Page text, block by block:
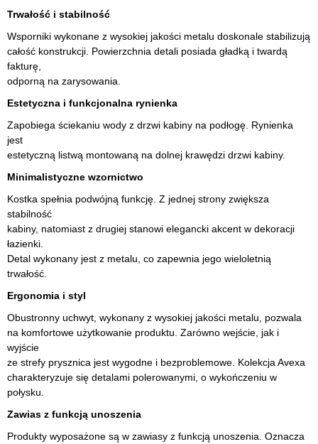
Trwałość i stabilność
Wsporniki wykonane z wysokiej jakości metalu doskonale stabilizują
całość konstrukcji. Powierzchnia detali posiada gładką i twardą
fakturę,
odporną na zarysowania.
Estetyczna i funkcjonalna rynienka
Zapobiega ściekaniu wody z drzwi kabiny na podłogę. Rynienka
jest
estetyczną listwą montowaną na dolnej krawędzi drzwi kabiny.
Minimalistyczne wzornictwo
Kostka spełnia podwójną funkcję. Z jednej strony zwiększa
stabilność
kabiny, natomiast z drugiej stanowi elegancki akcent w dekoracji
łazienki.
Detal wykonany jest z metalu, co zapewnia jego wieloletnią
trwałość.
Ergonomia i styl
Obustronny uchwyt, wykonany z wysokiej jakości metalu, pozwala
na komfortowe użytkowanie produktu. Zarówno wejście, jak i
wyjście
ze strefy prysznica jest wygodne i bezproblemowe. Kolekcja Avexa
charakteryzuje się detalami polerowanymi, o wykończeniu w
połysku.
Zawias z funkcją unoszenia
Produkty wyposażone są w zawiasy z funkcją unoszenia. Oznacza